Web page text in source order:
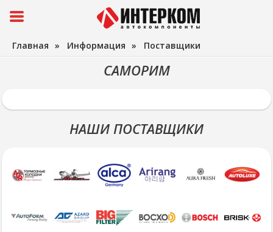
Главная » Информация » Поставщики
САМОРИМ
НАШИ ПОСТАВЩИКИ